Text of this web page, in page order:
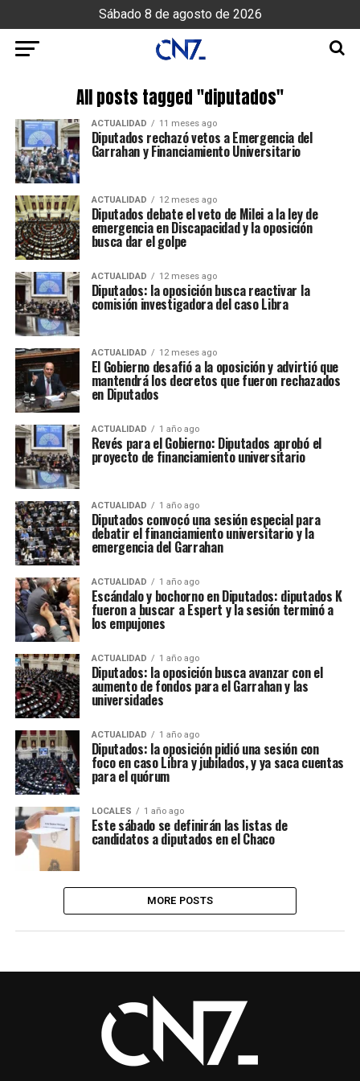
Sábado 8 de agosto de 2026
All posts tagged "diputados"
ACTUALIDAD 11 meses ago
Diputados rechazó vetos a Emergencia del
Garrahan y Financiamiento Universitario
ACTUALIDAD 12 meses ago
Diputados debate el veto de Milei a la ley de
emergencia en Discapacidad y la oposición
busca dar el golpe
ACTUALIDAD 12 meses ago
Diputados: la oposición busca reactivar la
comisión investigadora del caso Libra
ACTUALIDAD 12 meses ago
El Gobierno desafió a la oposición y advirtió que
mantendrá los decretos que fueron rechazados
en Diputados
ACTUALIDAD 1 año ago
Revés para el Gobierno: Diputados aprobó el
proyecto de financiamiento universitario
ACTUALIDAD 1 año ago
Diputados convocó una sesión especial para
debatir el financiamiento universitario y la
emergencia del Garrahan
ACTUALIDAD 1 año ago
Escándalo y bochorno en Diputados: diputados K
fueron a buscar a Espert y la sesión terminó a
los empujones
ACTUALIDAD 1 año ago
Diputados: la oposición busca avanzar con el
aumento de fondos para el Garrahan y las
universidades
ACTUALIDAD 1 año ago
Diputados: la oposición pidió una sesión con
foco en caso Libra y jubilados, y ya saca cuentas
para el quórum
LOCALES 1 año ago
Este sábado se definirán las listas de
candidatos a diputados en el Chaco
MORE POSTS